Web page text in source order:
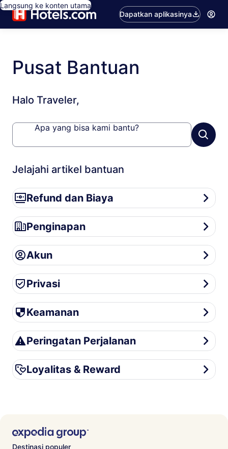
Langsung ke konten utama
Dapatkan aplikasinya
Pusat Bantuan
Halo Traveler,
Apa yang bisa kami bantu?
Jelajahi artikel bantuan
Refund dan Biaya
Refund dan Biaya
Penginapan
Penginapan
Akun
Akun
Privasi
Privasi
Keamanan
Keamanan
Peringatan Perjalanan
Peringatan Perjalanan
Loyalitas & Reward
Loyalitas & Reward
Destinasi populer